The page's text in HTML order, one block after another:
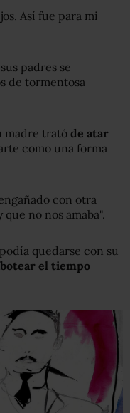
Así fue para mi
padres se
de tormentosa
madre trató de atar
como una forma
con otra
no nos amaba".
quedarse con su
el tiempo